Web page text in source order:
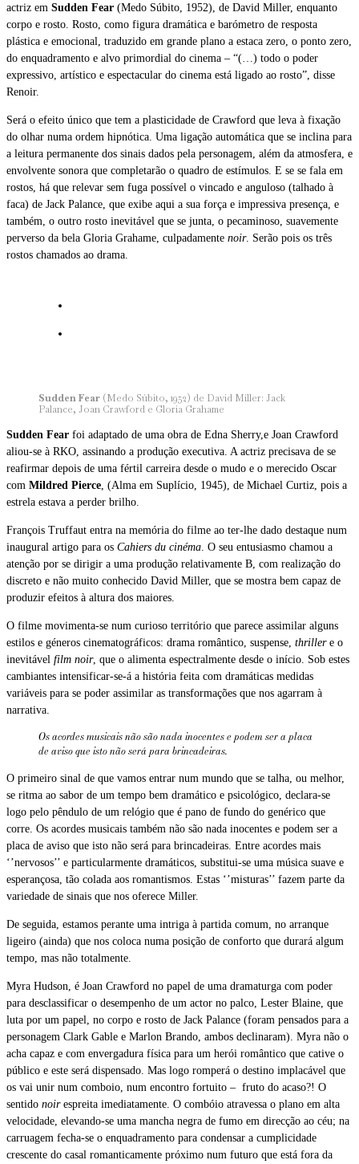
actriz em Sudden Fear (Medo Súbito, 1952), de David Miller, enquanto
corpo e rosto. Rosto, como figura dramática e barómetro de resposta
plástica e emocional, traduzido em grande plano a estaca zero, o ponto zero,
do enquadramento e alvo primordial do cinema – “(…) todo o poder
expressivo, artístico e espectacular do cinema está ligado ao rosto”, disse
Renoir.
Será o efeito único que tem a plasticidade de Crawford que leva à fixação
do olhar numa ordem hipnótica. Uma ligação automática que se inclina para
a leitura permanente dos sinais dados pela personagem, além da atmosfera, e
envolvente sonora que completarão o quadro de estímulos. E se se fala em
rostos, há que relevar sem fuga possível o vincado e anguloso (talhado à
faca) de Jack Palance, que exibe aqui a sua força e impressiva presença, e
também, o outro rosto inevitável que se junta, o pecaminoso, suavemente
perverso da bela Gloria Grahame, culpadamente noir. Serão pois os três
rostos chamados ao drama.
Sudden Fear (Medo Súbito, 1952) de David Miller: Jack
Palance, Joan Crawford e Gloria Grahame
Sudden Fear foi adaptado de uma obra de Edna Sherry,e Joan Crawford
aliou-se à RKO, assinando a produção executiva. A actriz precisava de se
reafirmar depois de uma fértil carreira desde o mudo e o merecido Oscar
com Mildred Pierce , (Alma em Suplício, 1945), de Michael Curtiz, pois a
estrela estava a perder brilho.
François Truffaut entra na memória do filme ao ter-lhe dado destaque num
inaugural artigo para os Cahiers du cinéma . O seu entusiasmo chamou a
atenção por se dirigir a uma produção relativamente B, com realização do
discreto e não muito conhecido David Miller, que se mostra bem capaz de
produzir efeitos à altura dos maiores.
O filme movimenta-se num curioso território que parece assimilar alguns
estilos e géneros cinematográficos: drama romântico, suspense, thrillere o
inevitável film noir, que o alimenta espectralmente desde o início. Sob estes
cambiantes intensificar-se-á a história feita com dramáticas medidas
variáveis para se poder assimilar as transformações que nos agarram à
narrativa.
Os acordes musicais não são nada inocentes e podem ser a placa
de aviso que isto não será para brincadeiras.
O primeiro sinal de que vamos entrar num mundo que se talha, ou melhor,
se ritma ao sabor de um tempo bem dramático e psicológico, declara-se
logo pelo pêndulo de um relógio que é pano de fundo do genérico que
corre. Os acordes musicais também não são nada inocentes e podem ser a
placa de aviso que isto não será para brincadeiras. Entre acordes mais
‘’nervosos’’ e particularmente dramáticos, substitui-se uma música suave e
esperançosa, tão colada aos romantismos. Estas ‘’misturas’’ fazem parte da
variedade de sinais que nos oferece Miller.
De seguida, estamos perante uma intriga à partida comum, no arranque
ligeiro (ainda) que nos coloca numa posição de conforto que durará algum
tempo, mas não totalmente.
Myra Hudson, é Joan Crawford no papel de uma dramaturga com poder
para desclassificar o desempenho de um actor no palco, Lester Blaine, que
luta por um papel, no corpo e rosto de Jack Palance (foram pensados para a
personagem Clark Gable e Marlon Brando, ambos declinaram). Myra não o
acha capaz e com envergadura física para um herói romântico que cative o
público e este será dispensado. Mas logo romperá o destino implacável que
os vai unir num comboio, num encontro fortuito – fruto do acaso?! O
sentido noirespreita imediatamente. O combóio atravessa o plano em alta
velocidade, elevando-se uma mancha negra de fumo em direcção ao céu; na
carruagem fecha-se o enquadramento para condensar a cumplicidade
crescente do casal romanticamente próximo num futuro que está fora da